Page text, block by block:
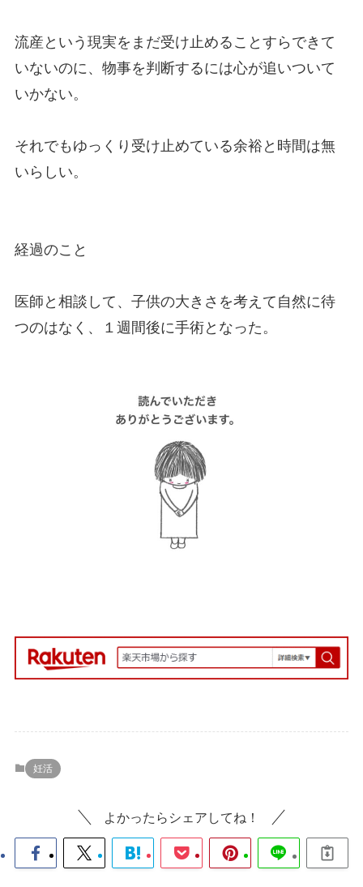
流産という現実をまだ受け止めることすらできて
いないのに、物事を判断するには心が追いついて
いかない。
それでもゆっくり受け止めている余裕と時間は無
いらしい。
経過のこと
医師と相談して、子供の大きさを考えて自然に待
つのはなく、１週間後に手術となった。
妊活
よかったらシェアしてね！